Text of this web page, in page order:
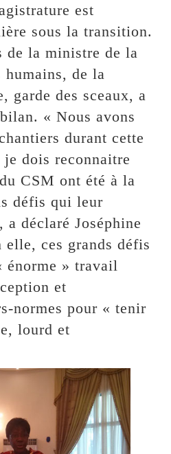
est
sous la transition.
de la ministre de la
de la
garde des sceaux, a
« Nous avons
durant cette
dois reconnaitre
CSM ont été à la
défis qui leur
a déclaré Joséphine
elle, ces grands défis
énorme » travail
et
normes pour « tenir
lourd et